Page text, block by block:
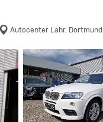
Autocenter Lahr, Dortmund